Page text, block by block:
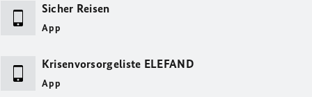
Sicher Reisen
App
Krisenvorsorgeliste ELEFAND
App